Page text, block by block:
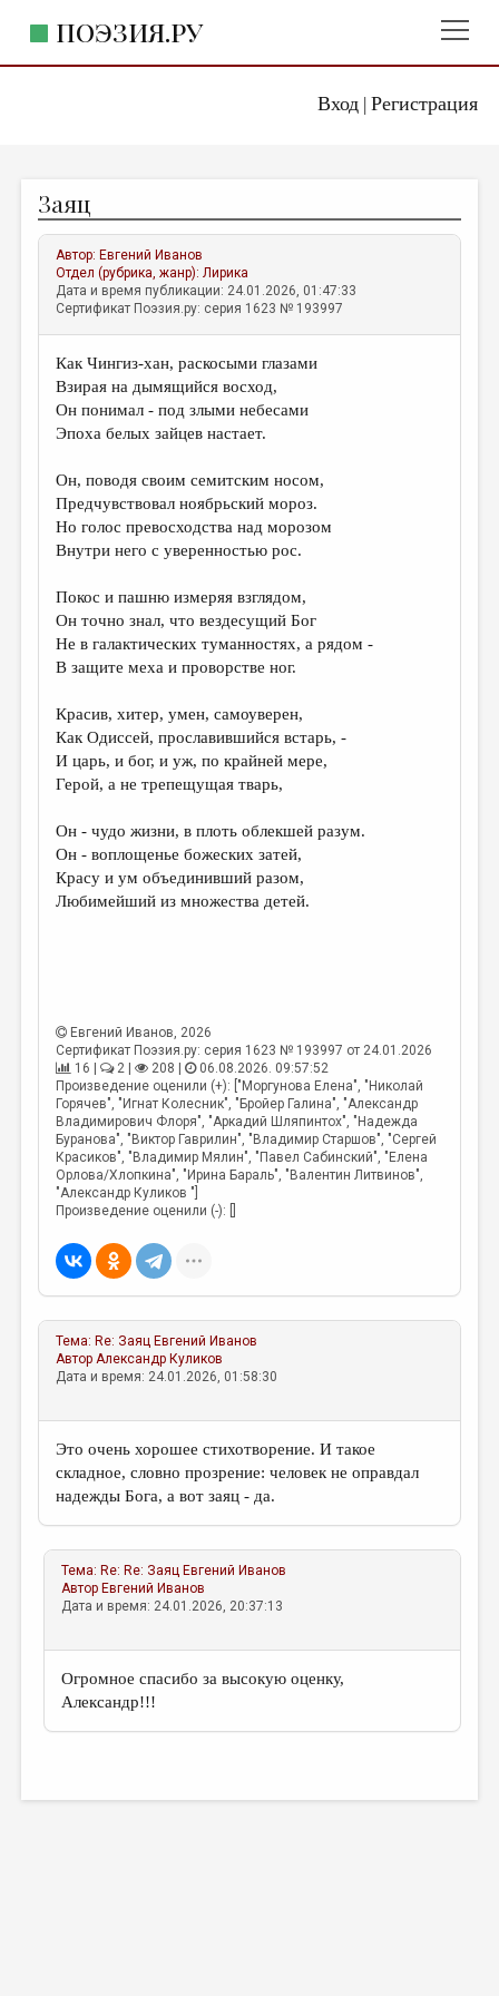
Вход| Регистрация
ПОЭЗИЯ.РУ
ЖАНРЫ
АВТОРЫ
КОММЕНТАРИИ
ЛИТСАЛОН
НОВОСТИ
ПРАВИЛА САЙТА
ИЗБРАННОЕ
ДАЙДЖЕСТ
ПЕРЕВОДЫ
КОНКУРСЫ
КНИЖНАЯ ПОЛКА
ОБЗОР ЛИТЕРАТУРЫ
ОБЪЯВЛЕНИЯ
КОЛОНКА РЕДАКТОРА
ЭССЕИСТИКА
ЛИТЕРАТУРОВЕДЕНИЕ
КУЛЬТУРОВЕДЕНИЕ
ПУБЛИЦИСТИКА
РЕЦЕНЗИРОВАНИЕ
ЦИКЛЫ ПУБЛИКАЦИЙ
ТРЕДИАКОВСКИЙ
МЕДИА
ВКОНТАКТЕ
Заяц
Автор: Евгений Иванов
Отдел (рубрика, жанр):Лирика
Дата и время публикации: 24.01.2026, 01:47:33
Сертификат Поэзия.ру: серия 1623 № 193997
Как Чингиз-хан, раскосыми глазами
Взирая на дымящийся восход,
Он понимал - под злыми небесами
Эпоха белых зайцев настает.
Он, поводя своим семитским носом,
Предчувствовал ноябрьский мороз.
Но голос превосходства над морозом
Внутри него с уверенностью рос.
Покос и пашню измеряя взглядом,
Он точно знал, что вездесущий Бог
Не в галактических туманностях, а рядом -
В защите меха и проворстве ног.
Красив, хитер, умен, самоуверен,
Как Одиссей, прославившийся встарь, -
И царь, и бог, и уж, по крайней мере,
Герой, а не трепещущая тварь,
Он - чудо жизни, в плоть облекшей разум.
Он - воплощенье божеских затей,
Красу и ум объединивший разом,
Любимейший из множества детей.
Евгений Иванов, 2026
Сертификат Поэзия.ру: серия 1623 № 193997 от 24.01.2026
16 |
2 | 208 |
06.08.2026. 09:57:52
Произведение оценили (+): ["Моргунова Елена", "Николай
Горячев", "Игнат Колесник", "Бройер Галина", "Александр
Владимирович Флоря", "Аркадий Шляпинтох", "Надежда
Буранова", "Виктор Гаврилин", "Владимир Старшов", "Сергей
Красиков", "Владимир Мялин", "Павел Сабинский", "Елена
Орлова/Хлопкина", "Ирина Бараль", "Валентин Литвинов",
"Александр Куликов "]
Произведение оценили (-): []
Тема: Re: Заяц Евгений Иванов
АвторАлександр Куликов
Дата и время: 24.01.2026, 01:58:30
Это очень хорошее стихотворение. И такое
складное, словно прозрение: человек не оправдал
надежды Бога, а вот заяц - да.
Тема: Re: Re: Заяц Евгений Иванов
Автор Евгений Иванов
Дата и время: 24.01.2026, 20:37:13
Огромное спасибо за высокую оценку,
Александр!!!